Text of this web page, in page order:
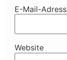
E-Mail-
Website